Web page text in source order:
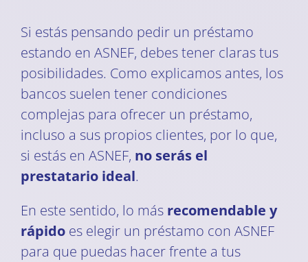
Si estás pensando pedir un préstamo
estando en ASNEF, debes tener claras tus
posibilidades. Como explicamos antes, los
bancos suelen tener condiciones
complejas para ofrecer un préstamo,
incluso a sus propios clientes, por lo que,
si estás en ASNEF, no serás el
prestatario ideal.
En este sentido, lo más recomendable y
rápidoes elegir un préstamo con ASNEF
para que puedas hacer frente a tus